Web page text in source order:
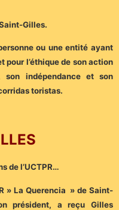
Gilles.
ou une entité ayant
pour l’éthique de son action
son indépendance et son
toristas.
de l’UCTPR…
» La Querencia » de Saint-
président, a reçu Gilles